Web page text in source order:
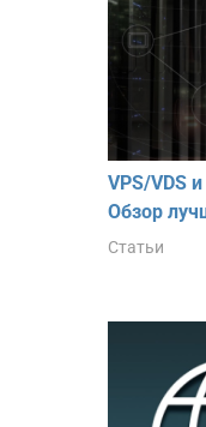
VPS/VDS
Обзор
Статьи